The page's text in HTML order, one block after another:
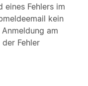
Fehlers im
kein
am
Fehler